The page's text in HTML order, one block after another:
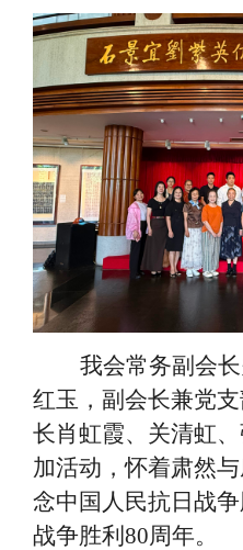
我会常务副会
红玉，副会长兼党
长肖虹霞、关清虹
加活动，怀着肃然
念中国人民抗日战
战争胜利80周年。